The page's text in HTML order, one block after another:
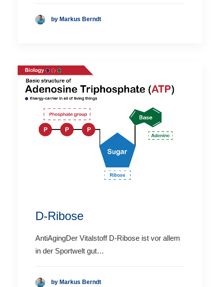
by Markus Berndt
D-Ribose
AntiAgingDer Vitalstoff D-Ribose ist vor allem
in der Sportwelt gut…
by Markus Berndt